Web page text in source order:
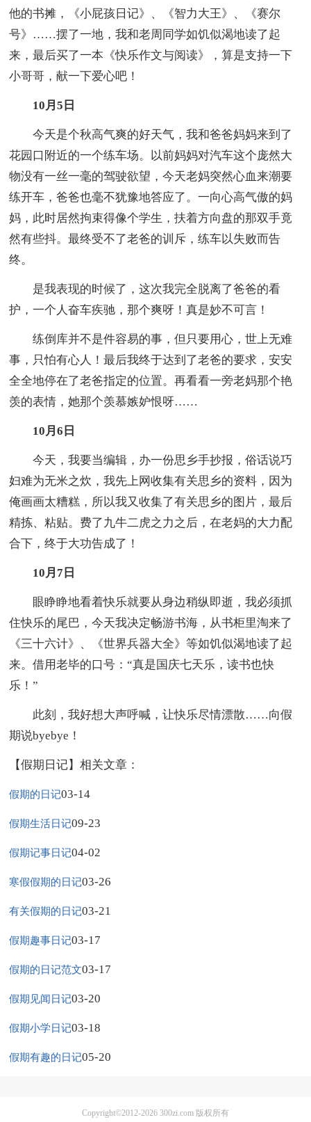
他的书摊，《小屁孩日记》、《智力大王》、《赛尔
号》……摆了一地，我和老周同学如饥似渴地读了起
来，最后买了一本《快乐作文与阅读》，算是支持一下
小哥哥，献一下爱心吧！
10月5日
今天是个秋高气爽的好天气，我和爸爸妈妈来到了
花园口附近的一个练车场。以前妈妈对汽车这个庞然大
物没有一丝一毫的驾驶欲望，今天老妈突然心血来潮要
练开车，爸爸也毫不犹豫地答应了。一向心高气傲的妈
妈，此时居然拘束得像个学生，扶着方向盘的那双手竟
然有些抖。最终受不了老爸的训斥，练车以失败而告
终。
是我表现的时候了，这次我完全脱离了爸爸的看
护，一个人奋车疾驰，那个爽呀！真是妙不可言！
练倒库并不是件容易的事，但只要用心，世上无难
事，只怕有心人！最后我终于达到了老爸的要求，安安
全全地停在了老爸指定的位置。再看看一旁老妈那个艳
羡的表情，她那个羡慕嫉妒恨呀……
10月6日
今天，我要当编辑，办一份思乡手抄报，俗话说巧
妇难为无米之炊，我先上网收集有关思乡的资料，因为
俺画画太糟糕，所以我又收集了有关思乡的图片，最后
精拣、粘贴。费了九牛二虎之力之后，在老妈的大力配
合下，终于大功告成了！
10月7日
眼睁睁地看着快乐就要从身边稍纵即逝，我必须抓
住快乐的尾巴，今天我决定畅游书海，从书柜里淘来了
《三十六计》、《世界兵器大全》等如饥似渴地读了起
来。借用老毕的口号：“真是国庆七天乐，读书也快
乐！”
此刻，我好想大声呼喊，让快乐尽情漂散……向假
期说byebye！
【假期日记】相关文章：
假期的日记03-14
假期生活日记09-23
假期记事日记04-02
寒假假期的日记03-26
有关假期的日记03-21
假期趣事日记03-17
假期的日记范文03-17
假期见闻日记03-20
假期小学日记03-18
假期有趣的日记05-20
Copyright©2012-2026 300zi.com 版权所有